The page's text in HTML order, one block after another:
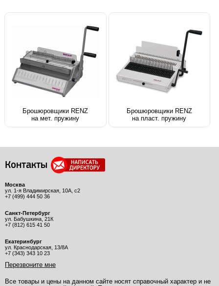
Брошюровщики RENZ
на мет. пружину
Брошюровщики RENZ
на пласт. пружину
Контакты
Москва
ул. 1-я Владимирская, 10А, с2
+7 (499) 444 50 36
Санкт-Петербург
ул. Бабушкина, 21К
+7 (812) 615 41 50
Екатеринбург
ул. Краснодарская, 13/8А
+7 (343) 343 10 23
Перезвоните мне
Все товары и цены на данном сайте носят справочный характер и не